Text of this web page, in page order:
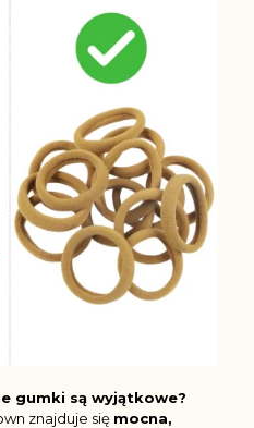
gumki są wyjątkowe?
znajduje się mocna,